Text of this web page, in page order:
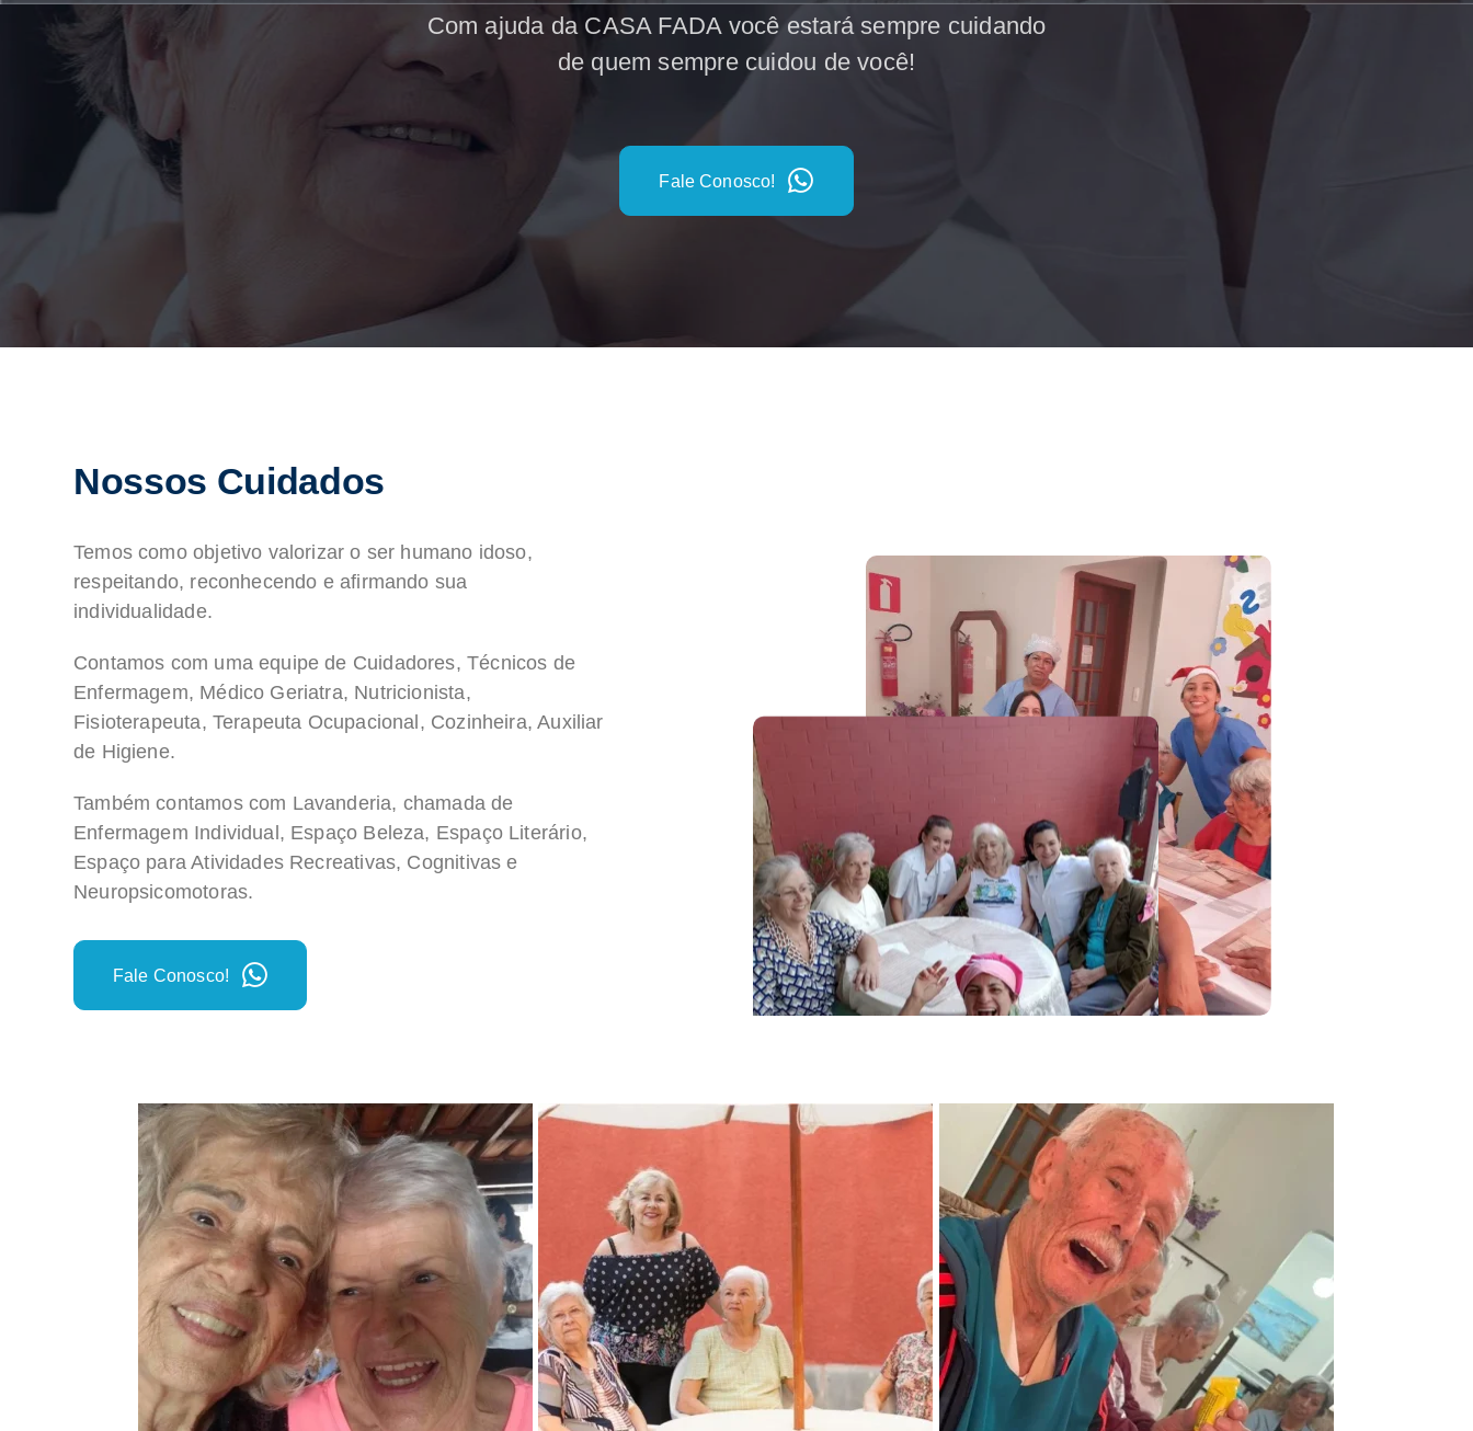
Com ajuda da CASA FADA você estará sempre cuidando
de quem sempre cuidou de você!
Fale Conosco!
Nossos Cuidados
Temos como objetivo valorizar o ser humano idoso,
respeitando, reconhecendo e afirmando sua
individualidade.
Contamos com uma equipe de Cuidadores, Técnicos de
Enfermagem, Médico Geriatra, Nutricionista,
Fisioterapeuta, Terapeuta Ocupacional, Cozinheira, Auxiliar
de Higiene.
Também contamos com Lavanderia, chamada de
Enfermagem Individual, Espaço Beleza, Espaço Literário,
Espaço para Atividades Recreativas, Cognitivas e
Neuropsicomotoras.
Fale Conosco!